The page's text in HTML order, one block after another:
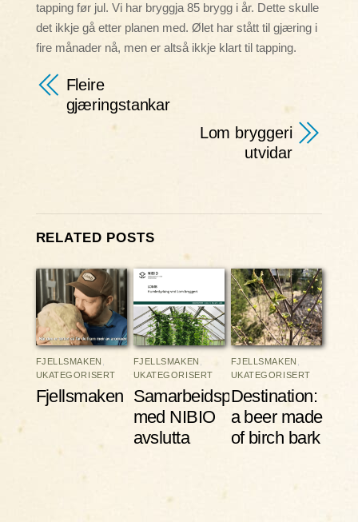
tapping før jul. Vi har bryggja 85 brygg i år. Dette skulle
det ikkje gå etter planen med. Ølet har stått til gjæring i
fire månader nå, men er altså ikkje klart til tapping.
Fleire
gjæringstankar
Lom bryggeri
utvidar
RELATED POSTS
FJELLSMAKEN
UKATEGORISERT
Fjellsmaken
FJELLSMAKEN
UKATEGORISERT
Samarbeidsprosjektet
med NIBIO
avslutta
FJELLSMAKEN
UKATEGORISERT
Destination:
a beer made
of birch bark